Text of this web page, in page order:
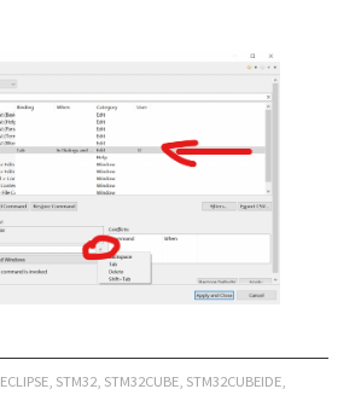
ECLIPSE, STM32, STM32CUBE, STM32CUBEIDE,